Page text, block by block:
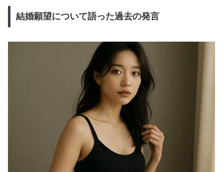
結婚願望について語った過去の発言